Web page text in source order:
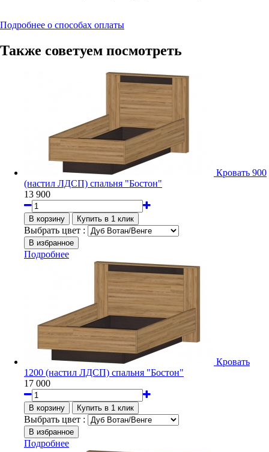
Подробнее о способах оплаты
Также советуем посмотреть
Кровать 900
(настил ЛДСП) спальня "Бостон"
13 900
Выбрать цвет :
Подробнее
Кровать
1200 (настил ЛДСП) спальня "Бостон"
17 000
Выбрать цвет :
Подробнее